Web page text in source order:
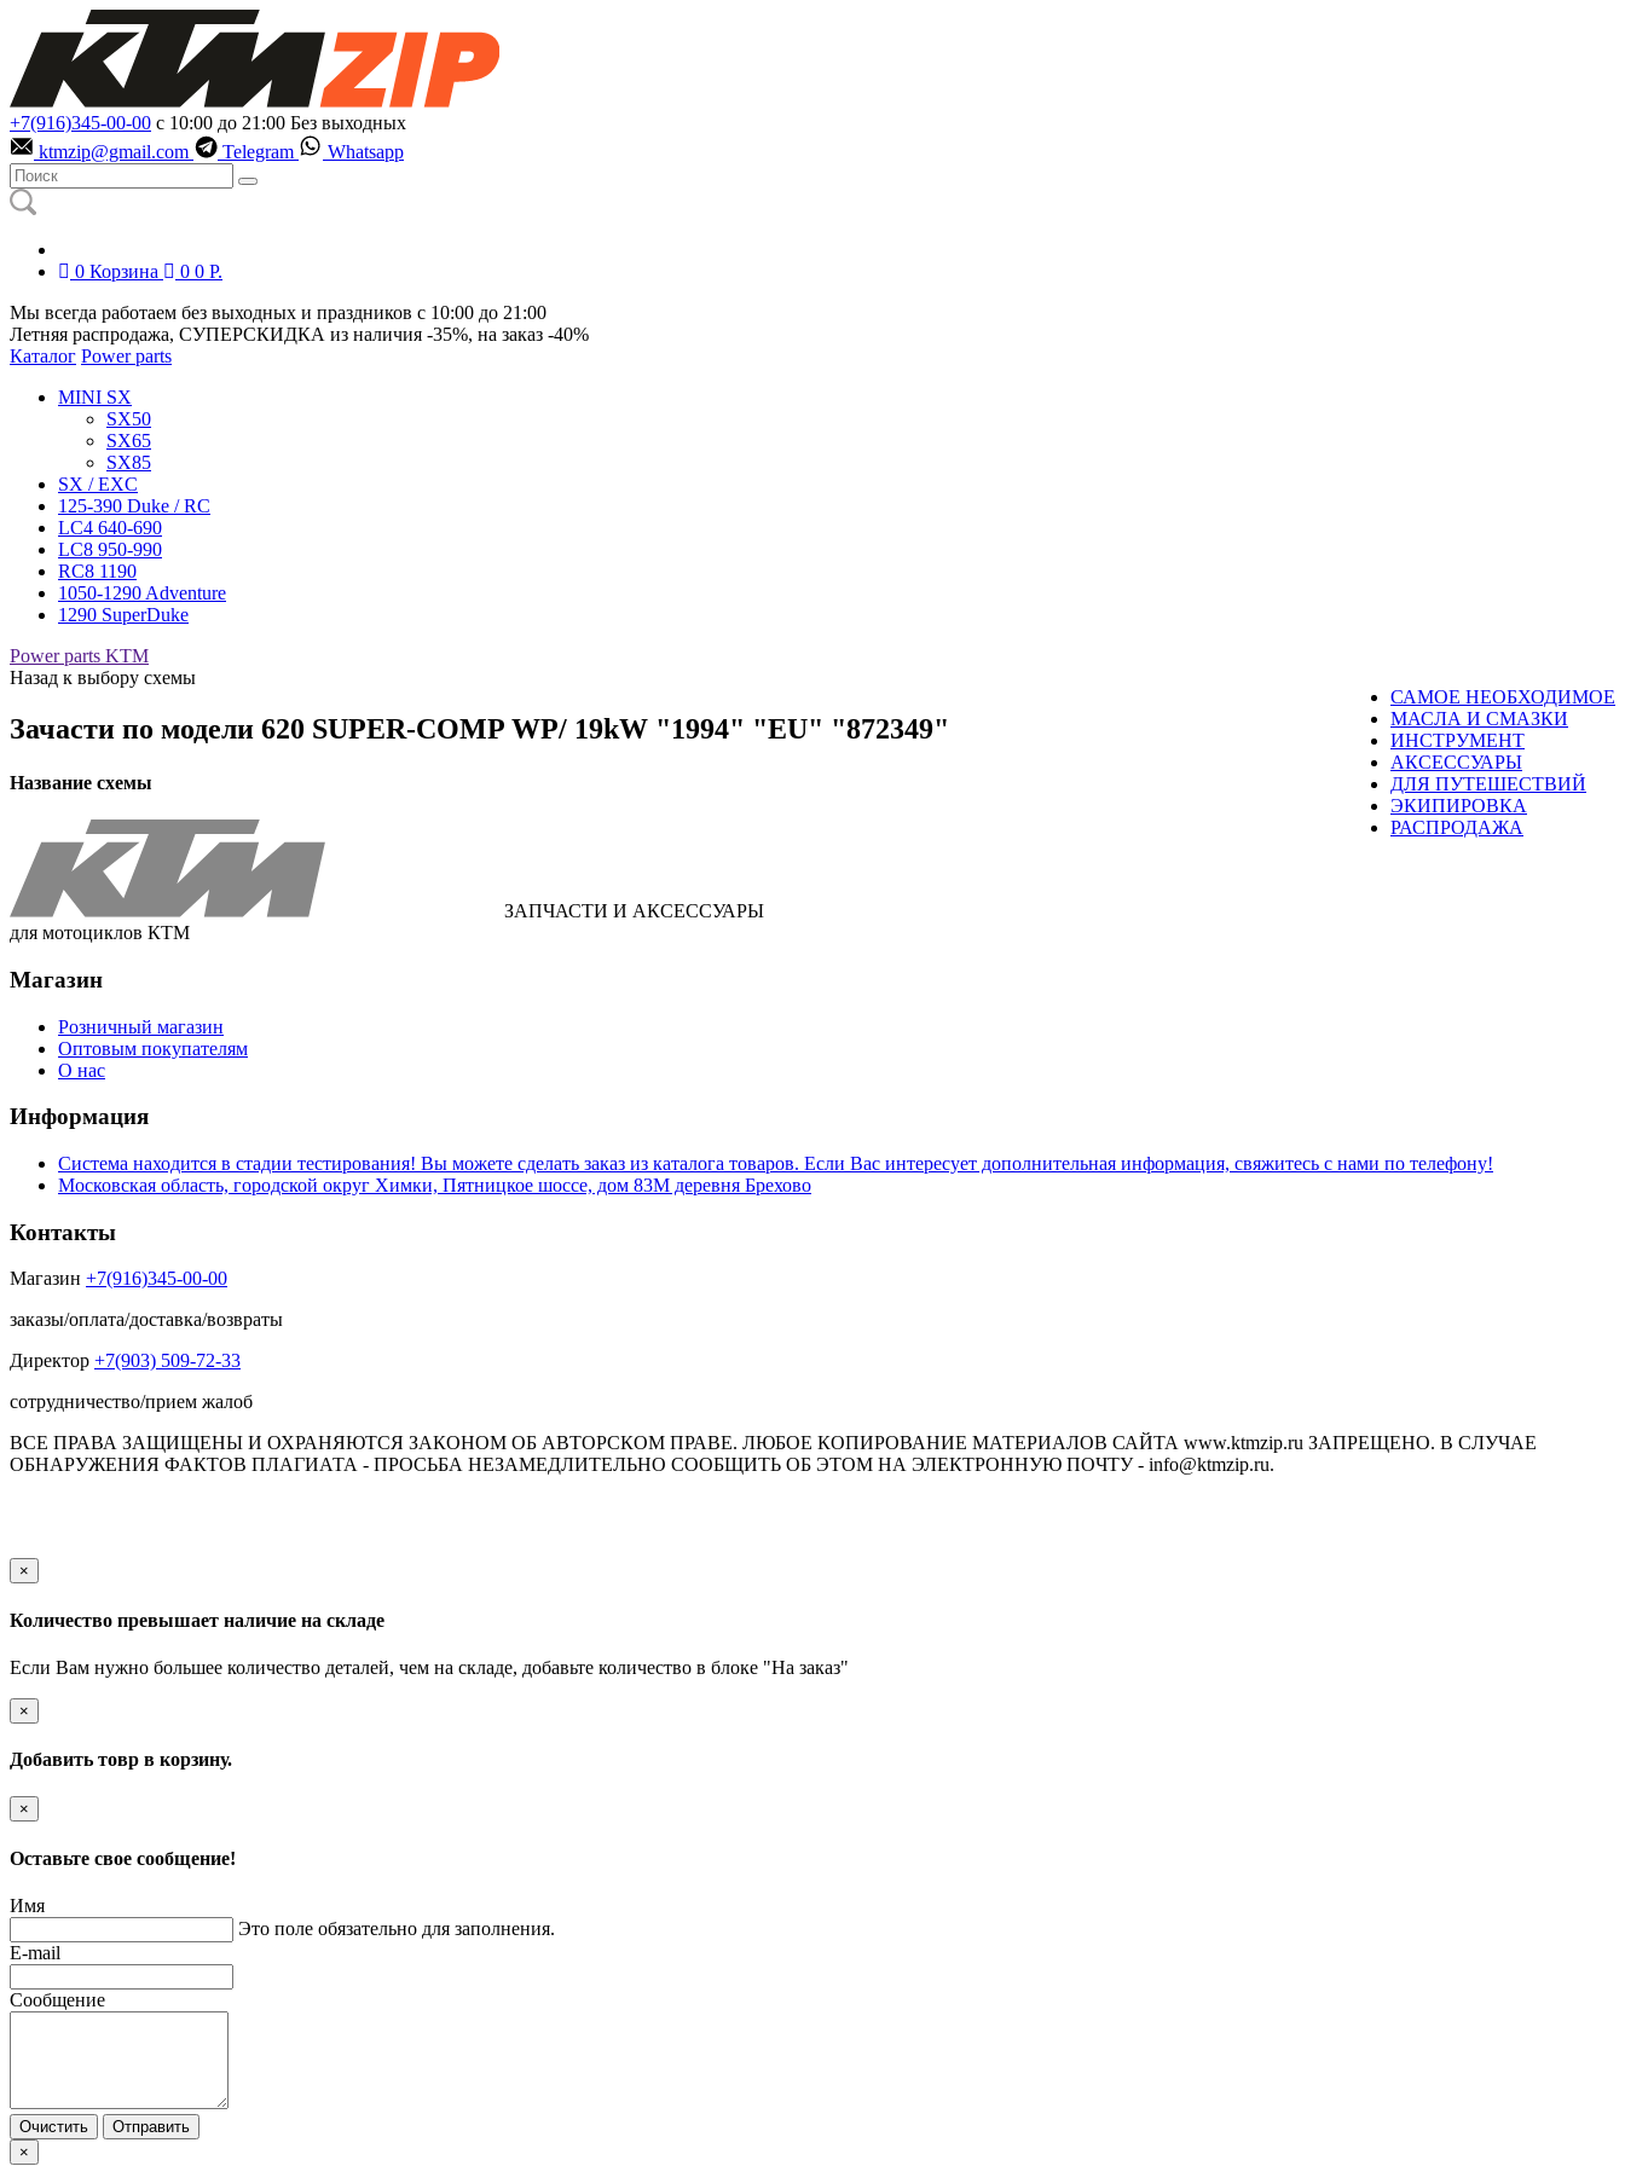
+7(916)345-00-00 с 10:00 до 21:00 Без выходных
ktmzip@gmail.com
Telegram Whatsapp
0 Корзина 0 0 Р.
Мы всегда работаем без выходных и праздников с 10:00 до 21:00
Летняя распродажа, СУПЕРСКИДКА из наличия -35%, на заказ -40%
Каталог Power parts
MINI SX
SX50
SX65
SX85
SX / EXC
125-390 Duke / RC
LC4 640-690
LC8 950-990
RC8 1190
1050-1290 Adventure
1290 SuperDuke
Power parts KTM
САМОЕ НЕОБХОДИМОЕ
МАСЛА И СМАЗКИ
ИНСТРУМЕНТ
АКСЕССУАРЫ
ДЛЯ ПУТЕШЕСТВИЙ
ЭКИПИРОВКА
РАСПРОДАЖА
Назад к выбору схемы
Зачасти по модели 620 SUPER-COMP WP/ 19kW "1994" "EU" "872349"
Название схемы
ЗАПЧАСТИ И АКСЕССУАРЫ
для мотоциклов КТМ
Магазин
Розничный магазин
Оптовым покупателям
О нас
Информация
Система находится в стадии тестирования! Вы можете сделать заказ из каталога товаров. Если Вас интересует дополнительная информация, свяжитесь с нами по телефону!
Московская область, городской округ Химки, Пятницкое шоссе, дом 83М деревня Брехово
Контакты
Магазин +7(916)345-00-00
заказы/оплата/доставка/возвраты
Директор +7(903) 509-72-33
сотрудничество/прием жалоб
ВСЕ ПРАВА ЗАЩИЩЕНЫ И ОХРАНЯЮТСЯ ЗАКОНОМ ОБ АВТОРСКОМ ПРАВЕ. ЛЮБОЕ КОПИРОВАНИЕ МАТЕРИАЛОВ САЙТА www.ktmzip.ru ЗАПРЕЩЕНО. В СЛУЧАЕ
ОБНАРУЖЕНИЯ ФАКТОВ ПЛАГИАТА - ПРОСЬБА НЕЗАМЕДЛИТЕЛЬНО СООБЩИТЬ ОБ ЭТОМ НА ЭЛЕКТРОННУЮ ПОЧТУ - info@ktmzip.ru.
×
Количество превышает наличие на складе
Если Вам нужно большее количество деталей, чем на складе, добавьте количество в блоке "На заказ"
×
Добавить товр в корзину.
×
Оставьте свое сообщение!
Имя
Это поле обязательно для заполнения.
E-mail
Сообщение
Очистить
Отправить
×